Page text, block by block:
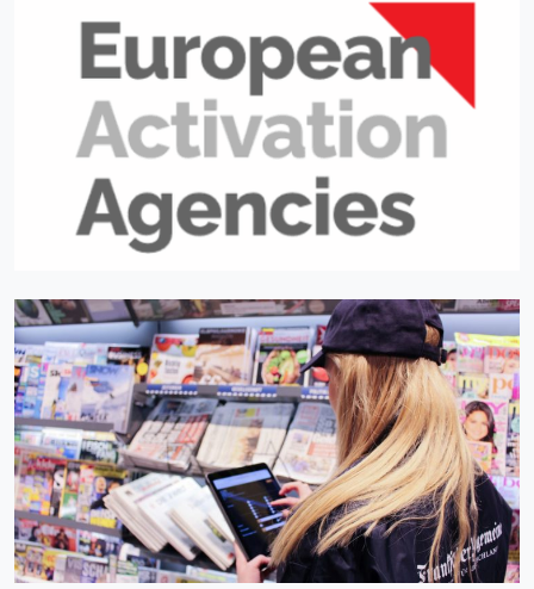
IHR NETZWERK IN EUROPA
LEASING AUSSENDIENST